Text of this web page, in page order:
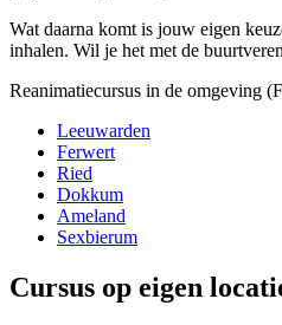
Wat daarna komt is jouw eigen
inhalen. Wil je het met de
Reanimatiecursus in de omgeving
Leeuwarden
Ferwert
Ried
Dokkum
Ameland
Sexbierum
Cursus op eigen